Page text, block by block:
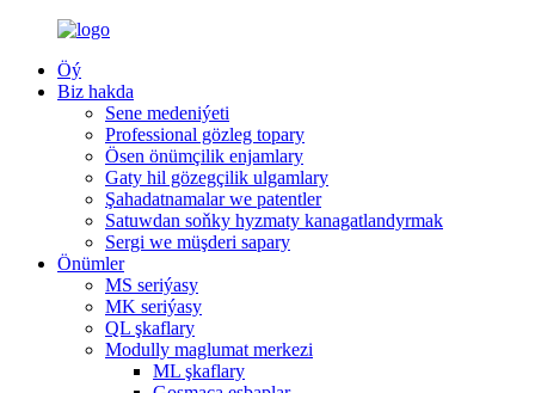
Öý
Biz hakda
Sene medeniýeti
Professional gözleg topary
Ösen önümçilik enjamlary
Gaty hil gözegçilik ulgamlary
Şahadatnamalar we patentler
Satuwdan soňky hyzmaty kanagatlandyrmak
Sergi we müşderi sapary
Önümler
MS seriýasy
MK seriýasy
QL şkaflary
Modully maglumat merkezi
ML şkaflary